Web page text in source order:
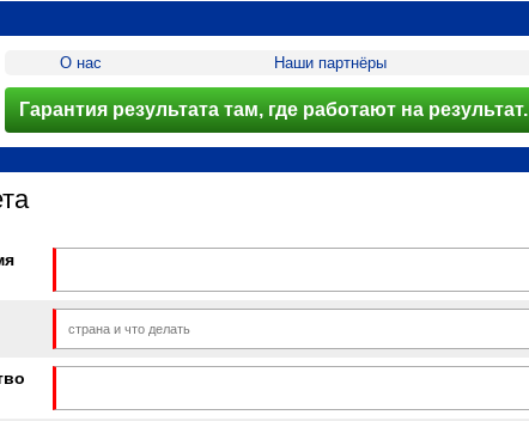
О нас Наши партнёры
Гарантия результата там, где работают на результат.